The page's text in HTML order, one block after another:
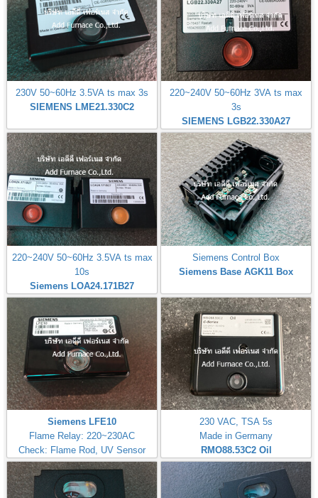
230V 50~60Hz 3.5VA ts max 3s
SIEMENS LME21.330C2
220~240V 50~60Hz 3VA ts max
3s
SIEMENS LGB22.330A27
220~240V 50~60Hz 3.5VA ts max
10s
Siemens LOA24.171B27
Siemens Control Box
Siemens Base AGK11 Box
Siemens LFE10
Flame Relay: 220~230AC
Check: Flame Rod, UV Sensor
230 VAC, TSA 5s
Made in Germany
RMO88.53C2 Oil